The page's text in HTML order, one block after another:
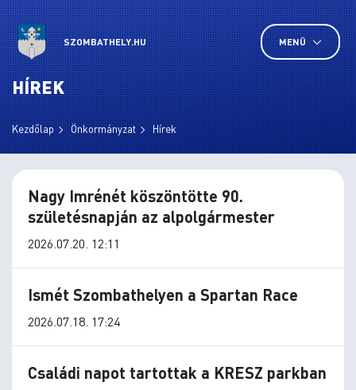
SZOMBATHELY.HU MENÜ
HÍREK
Kezdőlap Önkormányzat Hírek
Nagy Imrénét köszöntötte 90.
születésnapján az alpolgármester
2026.07.20. 12:11
Ismét Szombathelyen a Spartan Race
2026.07.18. 17:24
Családi napot tartottak a KRESZ parkban